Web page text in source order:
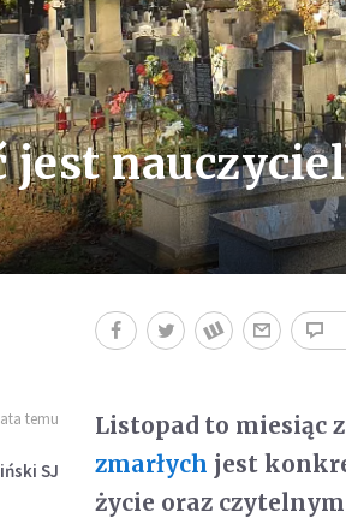
jest
temu
SJ
Listopad to miesiąc
zmarłych jest
życie oraz